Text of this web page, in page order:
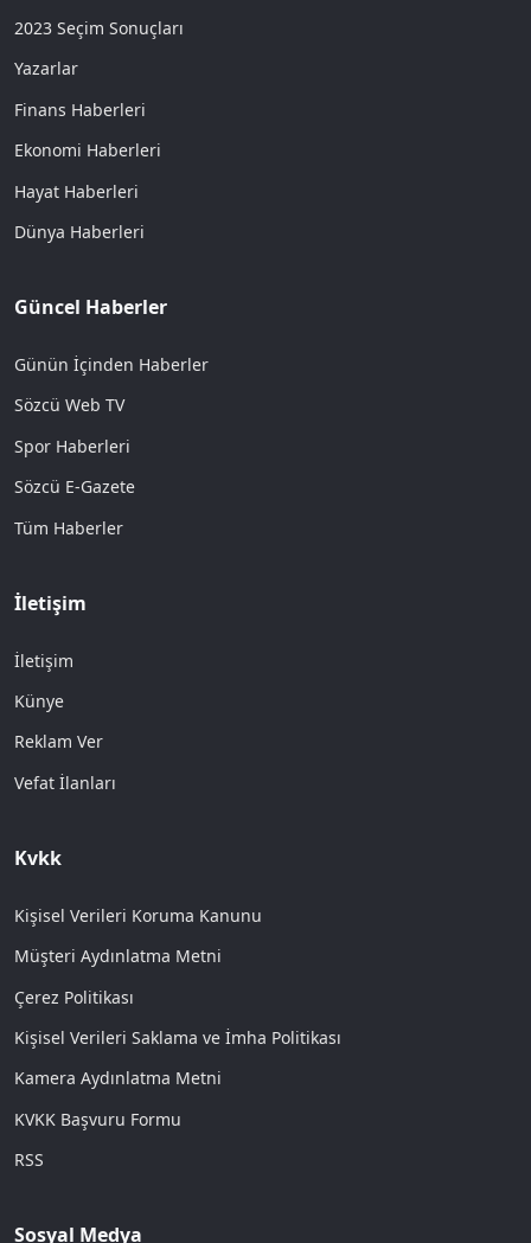
2023 Seçim Sonuçları
Yazarlar
Finans Haberleri
Ekonomi Haberleri
Hayat Haberleri
Dünya Haberleri
Güncel Haberler
Günün İçinden Haberler
Sözcü Web TV
Spor Haberleri
Sözcü E-Gazete
Tüm Haberler
İletişim
İletişim
Künye
Reklam Ver
Vefat İlanları
Kvkk
Kişisel Verileri Koruma Kanunu
Müşteri Aydınlatma Metni
Çerez Politikası
Kişisel Verileri Saklama ve İmha Politikası
Kamera Aydınlatma Metni
KVKK Başvuru Formu
RSS
Sosyal Medya